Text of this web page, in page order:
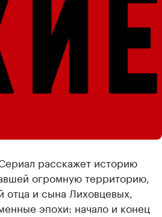
расскажет историю
огромную территорию,
и сына Лиховцевых,
эпохи: начало и конец